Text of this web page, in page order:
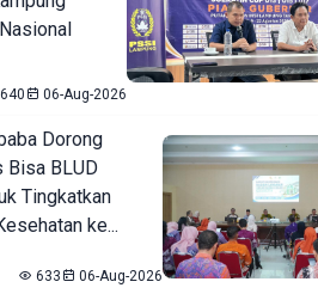
640 06-Aug-2026
Dorong
Bisa BLUD
Tingkatkan
ke...
633 06-Aug-2026